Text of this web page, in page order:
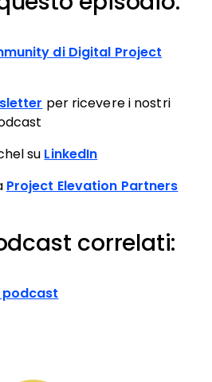
di Digital Project
per ricevere i nostri
su LinkedIn
Project Elevation Partners
correlati:
podcast